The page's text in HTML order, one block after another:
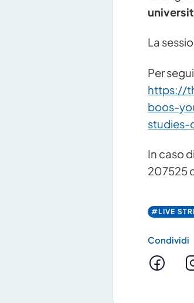
La
Per
https://
boos-
studies-
In caso
207525
#LIVE
Condividi